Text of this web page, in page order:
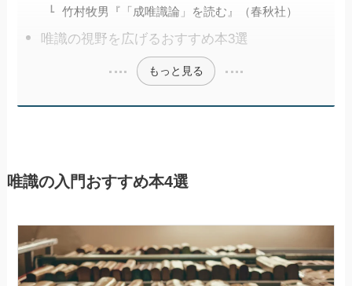
竹村牧男『「成唯識論」を読む』（春秋社）
唯識の視野を広げるおすすめ本3選
もっと見る
唯識の入門おすすめ本4選